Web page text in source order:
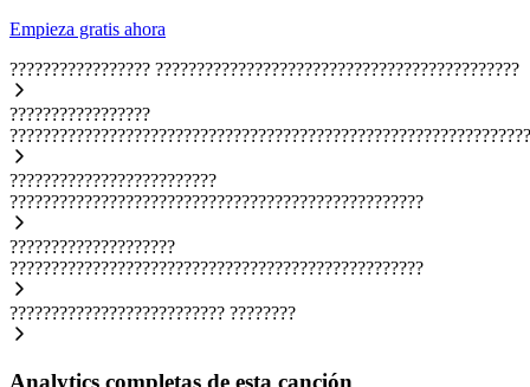
Empieza gratis ahora
????????????????? ????????????????????????????????????????????
?????????????????
?????????????????????????
??????????????????????????????????????????????????
????????????????????
??????????????????????????????????????????????????
?????????????????????????? ????????